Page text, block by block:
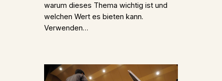
warum dieses Thema wichtig ist und
welchen Wert es bieten kann.
Verwenden…